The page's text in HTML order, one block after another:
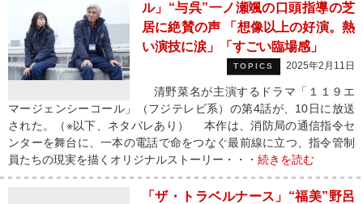
ル」“与呉”一ノ瀬颯の口頭指導の芝
居に絶賛の声 「想像以上の好演。熱
い演技に涙」「すごい臨場感」
TOPICS 2025年2月11日
清野菜名が主演するドラマ「１１９エ
マージェンシーコール」（フジテレビ系）の第4話が、10日に放送
された。（※以下、ネタバレあり） 本作は、消防局の通信指令セ
ンターを舞台に、一本の電話で命をつなぐ最前線に立つ、指令管制
員たちの現実を描くオリジナルストーリー・・・ 続きを読む
「ザ・トラベルナース」“福美”野呂